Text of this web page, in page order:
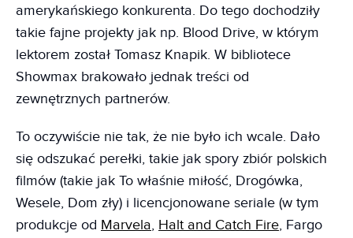
amerykańskiego konkurenta. Do tego dochodziły
takie fajne projekty jak np. Blood Drive, w którym
lektorem został Tomasz Knapik. W bibliotece
Showmax brakowało jednak treści od
zewnętrznych partnerów.
To oczywiście nie tak, że nie było ich wcale. Dało
się odszukać perełki, takie jak spory zbiór polskich
filmów (takie jak To właśnie miłość, Drogówka,
Wesele, Dom zły) i licencjonowane seriale (w tym
produkcje od Marvela, Halt and Catch Fire, Fargo